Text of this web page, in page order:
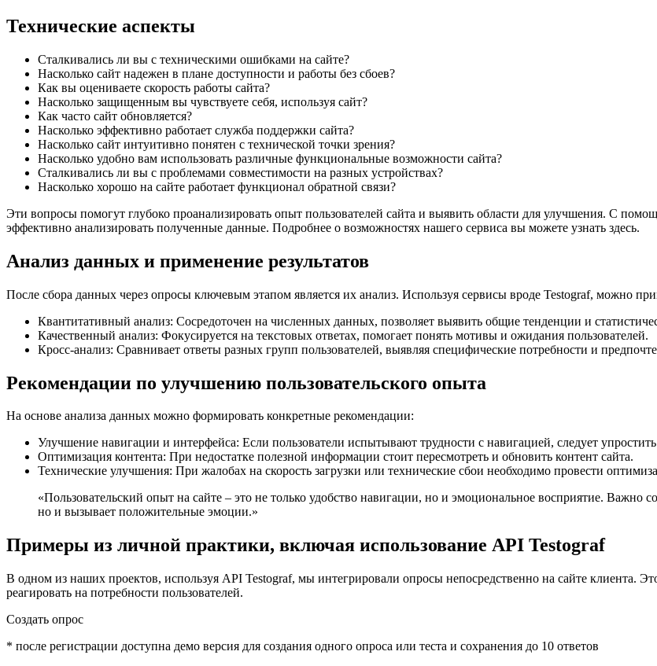
Технические аспекты
Сталкивались ли вы с техническими ошибками на сайте?
Насколько сайт надежен в плане доступности и работы без сбоев?
Как вы оцениваете скорость работы сайта?
Насколько защищенным вы чувствуете себя, используя сайт?
Как часто сайт обновляется?
Насколько эффективно работает служба поддержки сайта?
Насколько сайт интуитивно понятен с технической точки зрения?
Насколько удобно вам использовать различные функциональные возможности сайта?
Сталкивались ли вы с проблемами совместимости на разных устройствах?
Насколько хорошо на сайте работает функционал обратной связи?
Эти вопросы помогут глубоко проанализировать опыт пользователей сайта и выявить области для улучшения. С
эффективно анализировать полученные данные. Подробнее о возможностях нашего сервиса вы можете узнать здесь.
Анализ данных и применение результатов
После сбора данных через опросы ключевым этапом является их анализ. Используя сервисы вроде Testograf, можно
Квантитативный анализ: Сосредоточен на численных данных, позволяет выявить общие тенденции и
Качественный анализ: Фокусируется на текстовых ответах, помогает понять мотивы и ожидания пользователей.
Кросс-анализ: Сравнивает ответы разных групп пользователей, выявляя специфические потребности и
Рекомендации по улучшению пользовательского опыта
На основе анализа данных можно формировать конкретные рекомендации:
Улучшение навигации и интерфейса: Если пользователи испытывают трудности с навигацией, следует
Оптимизация контента: При недостатке полезной информации стоит пересмотреть и обновить контент сайта.
Технические улучшения: При жалобах на скорость загрузки или технические сбои необходимо провести
«Пользовательский опыт на сайте – это не только удобство навигации, но и эмоциональное восприятие. Важно
но и вызывает положительные эмоции.»
Примеры из личной практики, включая использование API Testograf
В одном из наших проектов, используя API Testograf, мы интегрировали опросы непосредственно на сайте клиента.
реагировать на потребности пользователей.
Создать опрос
* после регистрации доступна демо версия для создания одного опроса или теста и сохранения до 10 ответов